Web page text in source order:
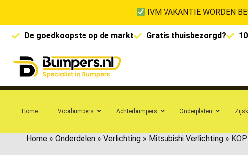
IVM VAKANTIE WORDEN
De goedkoopste op de markt Gratis thuisbezorgd?
Home Voorbumpers Achterbumpers Onderplaten
Home » Onderdelen » Verlichting » Mitsubishi Verlichting »